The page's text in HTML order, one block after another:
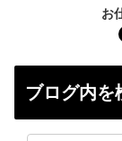
お
ブログ内を